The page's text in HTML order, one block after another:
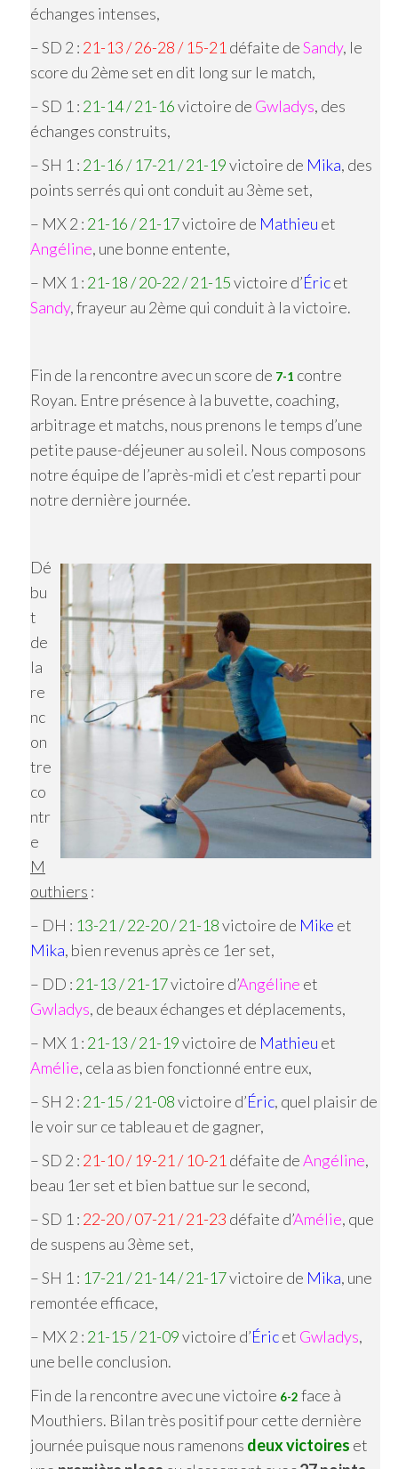
échanges intenses,
– SD 2 : 21-13 / 26-28 / 15-21 défaite deSandy, le
score du 2ème set en dit long sur le match,
– SD 1 : 21-14 / 21-16victoire de Gwladys, des
échanges construits,
– SH 1 : 21-16 / 17-21 / 21-19victoire de Mika, des
points serrés qui ont conduit au 3ème set,
– MX 2 : 21-16 / 21-17victoire de Mathieu et
Angéline, une bonne entente,
– MX 1 : 21-18 / 20-22 / 21-15victoire d’Éricet
Sandy, frayeur au 2ème qui conduit à la victoire.
Fin de la rencontre avec un score de 7-1 contre
Royan. Entre présence à la buvette, coaching,
arbitrage et matchs, nous prenons le temps d’une
petite pause-déjeuner au soleil. Nous composons
notre équipe de l’après-midi et c’est reparti pour
notre dernière journée.
Dé
bu
t
de
la
re
nc
on
tre
co
ntr
e
M
outhiers :
– DH : 13-21 / 22-20 / 21-18victoire de Mike et
Mika, bien revenus après ce 1er set,
– DD : 21-13 / 21-17victoire d’Angéline et
Gwladys, de beaux échanges et déplacements,
– MX 1 : 21-13 / 21-19victoire de Mathieu et
Amélie, cela as bien fonctionné entre eux,
– SH 2 : 21-15 / 21-08victoire d’Éric, quel plaisir de
le voir sur ce tableau et de gagner,
– SD 2 : 21-10 / 19-21 / 10-21 défaite deAngéline,
beau 1er set et bien battue sur le second,
– SD 1 : 22-20 / 07-21 / 21-23 défaite d’Amélie, que
de suspens au 3ème set,
– SH 1 : 17-21 / 21-14 / 21-17victoire de Mika, une
remontée efficace,
– MX 2 : 21-15 / 21-09victoire d’Éricet Gwladys,
une belle conclusion.
Fin de la rencontre avec une victoire 6-2 face à
Mouthiers. Bilan très positif pour cette dernière
journée puisque nous ramenons deux victoires et